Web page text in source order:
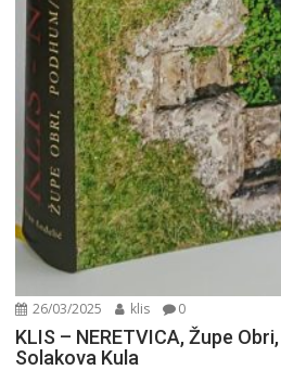
26/03/2025 klis 0
KLIS – NERETVICA, Župe
Solakova Kula